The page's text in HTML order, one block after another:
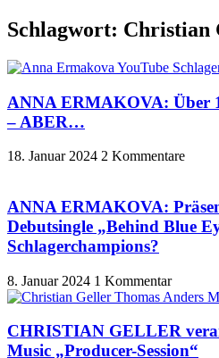
Schlagwort: Christian
ANNA ERMAKOVA: Über
– ABER…
18. Januar 2024 2 Kommentare
ANNA ERMAKOVA:
Debutsingle „Behind Blue
Schlagerchampions?
8. Januar 2024 1 Kommentar
CHRISTIAN GELLER
Music „Producer-Session“